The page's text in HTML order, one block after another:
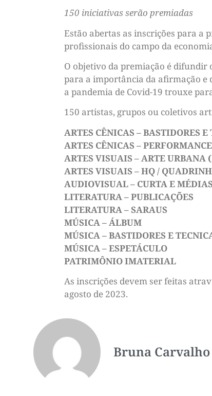
150 iniciativas serão premiadas
Estão abertas as inscrições para a
profissionais do campo da
O objetivo da premiação é difundir
para a importância da afirmação e
a pandemia de Covid-19 trouxe
150 artistas, grupos ou coletivos
ARTES CÊNICAS – BASTIDORES E
ARTES CÊNICAS – PERFORMANCE
ARTES VISUAIS – ARTE URBANA
ARTES VISUAIS – HQ /
AUDIOVISUAL – CURTA E
LITERATURA – PUBLICAÇÕES
LITERATURA – SARAUS
MÚSICA – ÁLBUM
MÚSICA – BASTIDORES E
MÚSICA – ESPETÁCULO
PATRIMÔNIO IMATERIAL
As inscrições devem ser feitas
agosto de 2023.
Bruna Carvalho